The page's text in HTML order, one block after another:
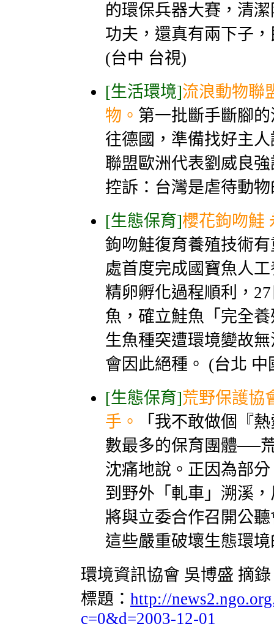
的環保兵器大賽，清
功夫，還真有兩下子
(台中 台視)
[生活環境]流浪動物聯
物。 第一批斷手斷腳
往德國，準備找好主
聯盟歐洲代表劉威良
控訴：台灣是虐待動
[生態保育]櫻花鉤吻鮭
鉤吻鮭復育養殖技術
處首度完成國寶魚人
精卵孵化過程順利，
魚，確立鮭魚「完全
生魚種突遭環境變故
會因此絕種。 (台北 中
[生態保育]荒野保護協
手。
「我不敢做個『
數最多的保育團體──
沈痛地說。正因為部
到野外「軋車」溯溪
將與立委合作召開公
這些嚴重破壞生態環
環境資訊協會 吳博盛 摘錄
標題： http://
c=0&d=2003-12-01